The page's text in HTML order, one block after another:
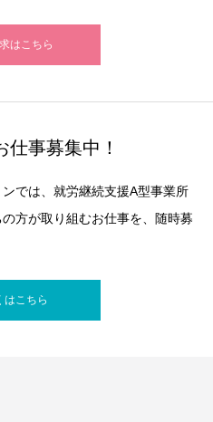
はこちら
仕事募集中！
では、就労継続支援A型事業所
方が取り組むお仕事を、随時募
はこちら